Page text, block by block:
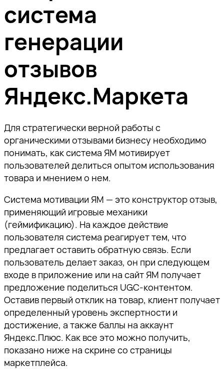
система
генерации
отзывов
Яндекс.Маркета
Для стратегически верной работы с
органическими отзывами бизнесу необходимо
понимать, как система ЯМ мотивирует
пользователей делиться опытом использования
товара и мнением о нем.
Система мотивации ЯМ — это конструктор отзыв,
применяющий игровые механики
(геймификацию). На каждое действие
пользователя система реагирует тем, что
предлагает оставить обратную связь. Если
пользователь делает заказ, он при следующем
входе в приложение или на сайт ЯМ получает
предложение поделиться UGC-контентом.
Оставив первый отклик на товар, клиент получает
определенный уровень экспертности и
достижение, а также баллы на аккаунт
Яндекс.Плюс. Как все это можно получить,
показано ниже на скрине со страницы
маркетплейса.
пожалуйста, подтвердите
адрес электронной почты,
письма.
пожалуйста, подтвердите
адрес электронной почты,
письма.
а также приглашения на
тематические мероприятия.
пожалуйста, подтвердите
адрес электронной почты,
письма.